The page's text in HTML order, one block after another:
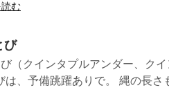
む
び
（クインタプルアンダー、ク
は、予備跳躍ありで。 縄の長さ